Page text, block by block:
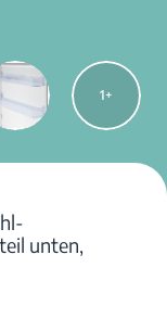
1
unten,